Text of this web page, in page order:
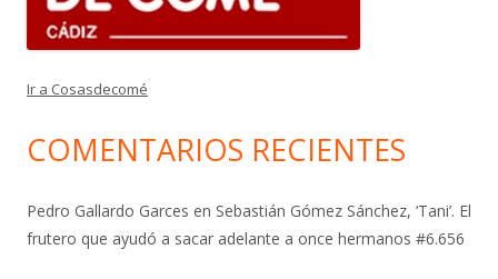
Ir a Cosasdecomé
COMENTARIOS RECIENTES
Pedro Gallardo Garces en Sebastián Gómez Sánchez, ‘Tani’. El
frutero que ayudó a sacar adelante a once hermanos #6.656